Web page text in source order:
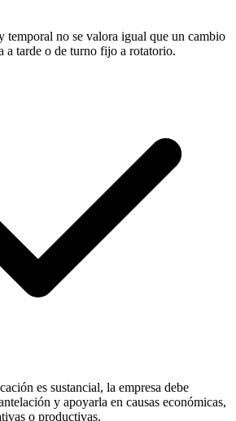
temporal no se valora igual que un cambio
a tarde o de turno fijo a rotatorio.
es sustancial, la empresa debe
y apoyarla en causas económicas,
o productivas.